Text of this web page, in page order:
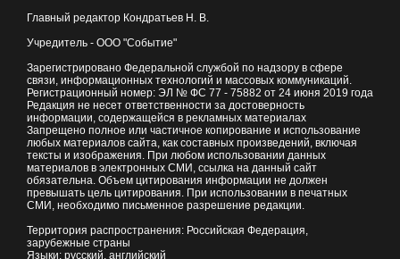
Главный редактор Кондратьев Н. В.
Учредитель - ООО "Событие"
Зарегистрировано Федеральной службой по надзору в сфере
связи, информационных технологий и массовых коммуникаций.
Регистрационный номер: ЭЛ № ФС 77 - 75882 от 24 июня 2019 года
Редакция не несет ответственности за достоверность
информации, содержащейся в рекламных материалах
Запрещено полное или частичное копирование и использование
любых материалов сайта, как составных произведений, включая
тексты и изображения. При любом использовании данных
материалов в электронных СМИ, ссылка на данный сайт
обязательна. Объем цитирования информации не должен
превышать цель цитирования. При использовании в печатных
СМИ, необходимо письменное разрешение редакции.
Территория распространения: Российская Федерация,
зарубежные страны
Языки: русский, английский